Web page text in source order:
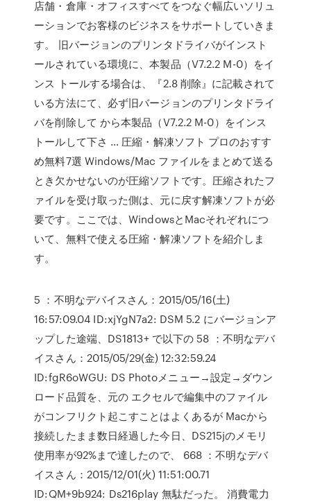
店舗・倉庫・オフィスすべてをつなぐ幅広いソリュ
ーションでお客様のビジネスをサポートしていきま
す。 旧バージョンのプリンタドライバがインスト
ールされている環境に、本製品（V7.2.2 M-0）をイ
ンス トールする場合は、『2.8 削除』に記載されて
いる方法にて、必ず旧バージョンのプリンタドライ
バを削除して から本製品（V7.2.2 M-0）をインス
トールして下さ … 圧縮・解凍ソフト プロのおすす
め無料7選 Windows/Mac ファイルをまとめて送る
とき欠かせないのが圧縮ソフトです。圧縮されたフ
ァイルを受け取った側は、元に戻す解凍ソフトが必
要です。ここでは、WindowsとMacそれぞれにつ
いて、無料で使える圧縮・解凍ソフトを紹介しま
す。
5 ：不明なデバイスさん：2015/05/16(土)
16:57:09.04 ID:xjYgN7a2: DSM 5.2 にバージョンア
ップした途端、DS1813+ で以下の 58 ：不明なデバ
イスさん：2015/05/29(金) 12:32:59.24
ID:fgR6oWGU: DS Photoメニュー→設定→ダウン
ロード品質を、元の エクセルで編集中のファイル
がコンフリクト起こすことはよくあるが Macから
接続したまま数日経過した今日、DS215jのメモリ
使用率が92%まで達したので、 668 ：不明なデバ
イスさん：2015/12/01(火) 11:51:00.71
ID:QM+9b924: Ds216play 無駄だった。 消費電力